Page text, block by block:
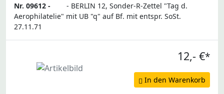
Nr. 09612 -
- BERLIN 12, Sonder-R-Zettel "Tag d.
Aerophilatelie" mit UB "q" auf Bf. mit entspr. SoSt.
27.11.71
12,- €*
In den Warenkorb